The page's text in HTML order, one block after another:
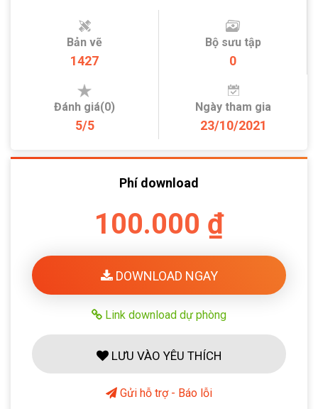
Bản vẽ
1427
Bộ sưu tập
0
Đánh giá(0)
5/5
Ngày tham gia
23/10/2021
Phí download
100.000 ₫
DOWNLOAD NGAY
Link download dự phòng
LƯU VÀO YÊU THÍCH
Gửi hỗ trợ - Báo lỗi